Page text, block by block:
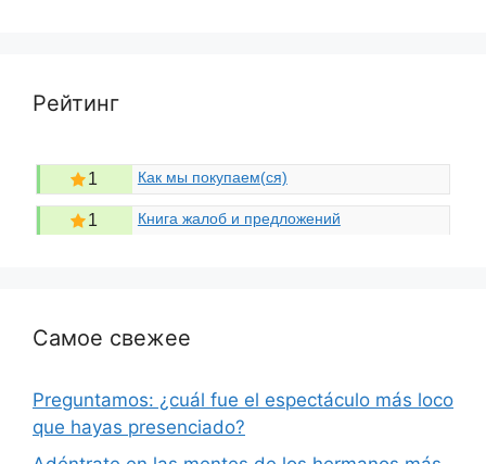
Рейтинг
1 Как мы покупаем(ся)
1 Книга жалоб и предложений
Самое свежее
Preguntamos: ¿cuál fue el espectáculo más loco
que hayas presenciado?